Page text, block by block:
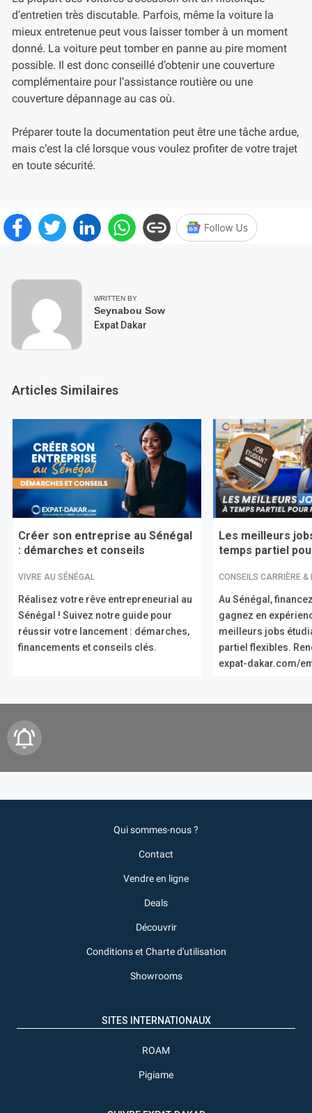
d’entretien très discutable. Parfois, même la voiture la
mieux entretenue peut vous laisser tomber à un moment
donné. La voiture peut tomber en panne au pire moment
possible. Il est donc conseillé d’obtenir une couverture
complémentaire pour l’assistance routière ou une
couverture dépannage au cas où.
Préparer toute la documentation peut être une tâche ardue,
mais c’est la clé lorsque vous voulez profiter de votre trajet
en toute sécurité.
WRITTEN BY
Seynabou Sow
Expat Dakar
Articles Similaires
Créer son entreprise au Sénégal
: démarches et conseils
VIVRE AU SÉNÉGAL
Réalisez votre rêve entrepreneurial au
Sénégal ! Suivez notre guide pour
réussir votre lancement : démarches,
financements et conseils clés.
Les meilleurs
temps partiel
CONSEILS CARRIÈRE &
Au Sénégal,
gagnez en
meilleurs jobs
partiel flexibles.
expat-dakar.com/
Qui sommes-nous ?
Contact
Vendre en ligne
Deals
Découvrir
Conditions et Charte d'utilisation
Showrooms
SITES INTERNATIONAUX
ROAM
Pigiame